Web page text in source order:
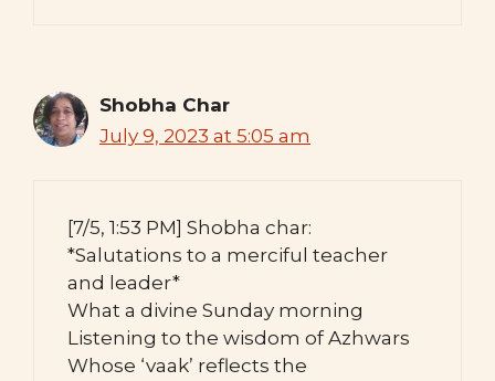
Shobha Char
July 9, 2023 at 5:05 am
[7/5, 1:53 PM] Shobha char:
*Salutations to a merciful teacher
and leader*
What a divine Sunday morning
Listening to the wisdom of Azhwars
Whose ‘vaak’ reflects the